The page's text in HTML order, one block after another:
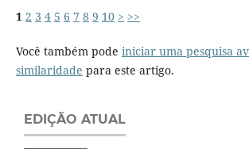
1 2 3 4 5 6 7 8 9 10 > >>
Você também pode iniciar uma pesquisa
similaridade para este artigo.
EDIÇÃO ATUAL